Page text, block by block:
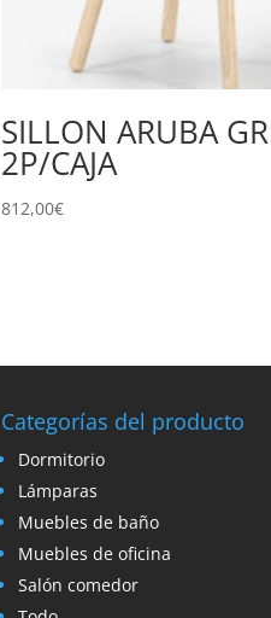
SILLON ARUBA
2P/CAJA
812,00€
Categorías del producto
Dormitorio
Lámparas
Muebles de baño
Muebles de oficina
Salón comedor